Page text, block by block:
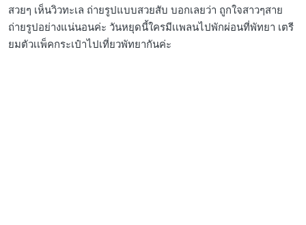
สวยๆ เห็นวิวทะเล ถ่ายรูปแบบสวยสับ บอกเลยว่า ถูกใจสาวๆสาย
ถ่ายรูปอย่างแน่นอนค่ะ วันหยุดนี้ใครมีเเพลนไปพักผ่อนที่พัทยา เตรี
ยมตัวเเพ็คกระเป๋าไปเที่ยวพัทยากันค่ะ